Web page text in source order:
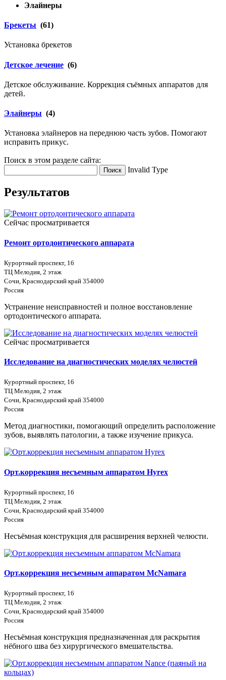
Элайнеры
Брекеты (61)
Установка брекетов
Детское лечение (6)
Детское обслуживание. Коррекция съёмных аппаратов для
детей.
Элайнеры (4)
Установка элайнеров на переднюю часть зубов. Помогают
исправить прикус.
Поиск в этом разделе сайта:
Поиск Invalid Type
Результатов
Сейчас просматривается
Ремонт ортодонтического аппарата
Курортный проспект, 16
ТЦ Мелодия, 2 этаж
Сочи, Краснодарский край 354000
Россия
Устранение неисправностей и полное восстановление
ортодонтического аппарата.
Сейчас просматривается
Исследование на диагностических моделях челюстей
Курортный проспект, 16
ТЦ Мелодия, 2 этаж
Сочи, Краснодарский край 354000
Россия
Метод диагностики, помогающий определить расположение
зубов, выявлять патологии, а также изучение прикуса.
Орт.коррекция несъемным аппаратом Hyrex
Курортный проспект, 16
ТЦ Мелодия, 2 этаж
Сочи, Краснодарский край 354000
Россия
Несъёмная конструкция для расширения верхней челюсти.
Орт.коррекция несъемным аппаратом McNamara
Курортный проспект, 16
ТЦ Мелодия, 2 этаж
Сочи, Краснодарский край 354000
Россия
Несъёмная конструкция предназначенная для раскрытия
нёбного шва без хирургического вмешательства.